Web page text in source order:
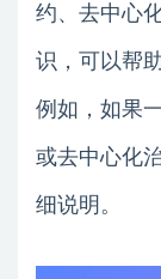
约、去中心
识，可以帮
例如，如果
或去中心化
细说明。